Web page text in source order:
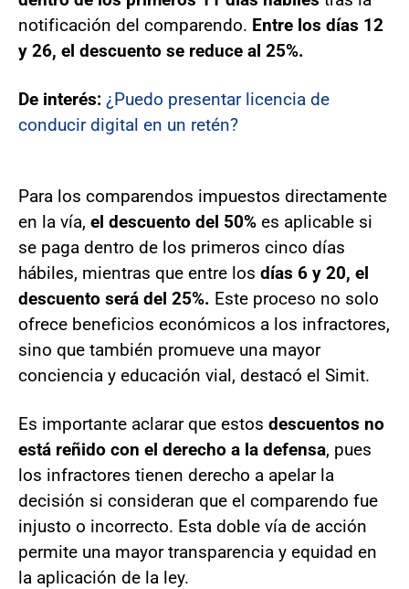
notificación del comparendo. Entre los días 12
y 26, el descuento se reduce al 25%.
De interés: ¿Puedo presentar licencia de
conducir digital en un retén?
Para los comparendos impuestos directamente
en la vía, el descuento del 50% es aplicable si
se paga dentro de los primeros cinco días
hábiles, mientras que entre los días 6 y 20, el
descuento será del 25%. Este proceso no solo
ofrece beneficios económicos a los infractores,
sino que también promueve una mayor
conciencia y educación vial, destacó el Simit.
Es importante aclarar que estos descuentos no
está reñido con el derecho a la defensa, pues
los infractores tienen derecho a apelar la
decisión si consideran que el comparendo fue
injusto o incorrecto. Esta doble vía de acción
permite una mayor transparencia y equidad en
la aplicación de la ley.